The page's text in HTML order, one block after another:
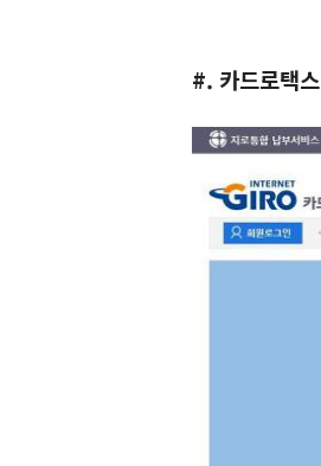
#. 카드로택스